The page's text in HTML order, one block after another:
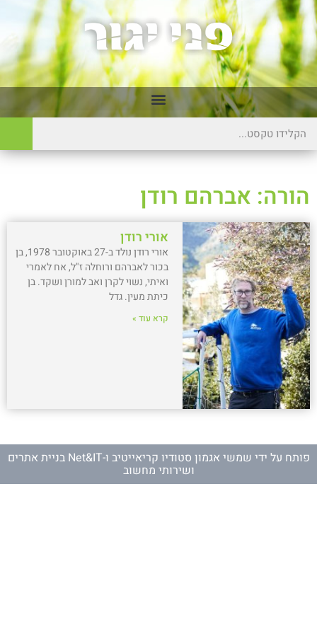
הורה: אברהם רודן
אורי רודן
אורי רודן נולד ב-27 באוקטובר 1978, בן
בכור לאברהם ורוחלה ז"ל, אח לאמרי
ואיתי, נשוי לקרן ואב למורן ושקד. בן
כיתת מעין. גדל
קרא עוד »
פותח על ידי שמשי אגמון סטודיו קריאייטיב ו- Net&IT בניית אתרים
ושירותי מחשוב